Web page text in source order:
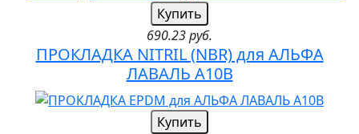
Купить
690.23 руб.
ПРОКЛАДКА NITRIL (NBR) для АЛЬФА
ЛАВАЛЬ A10B
Купить